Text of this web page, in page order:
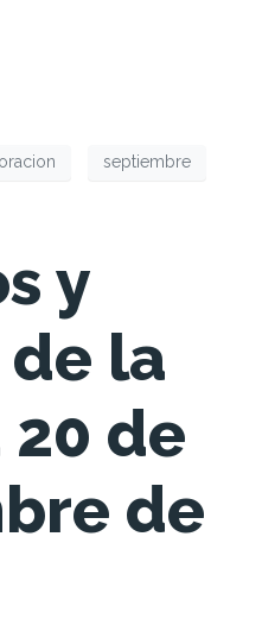
oracion septiembre
y
la
20 de
de